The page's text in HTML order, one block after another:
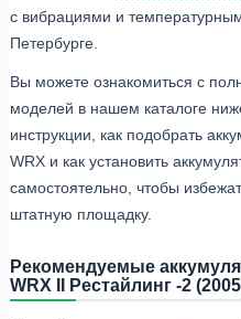
с вибрациями и
Петербурге.
Вы можете ознакомиться с
моделей в нашем каталоге
инструкции, как подобрать
WRX и как установить
самостоятельно, чтобы
штатную площадку.
Рекомендуемые
WRX II Рестайлинг -2